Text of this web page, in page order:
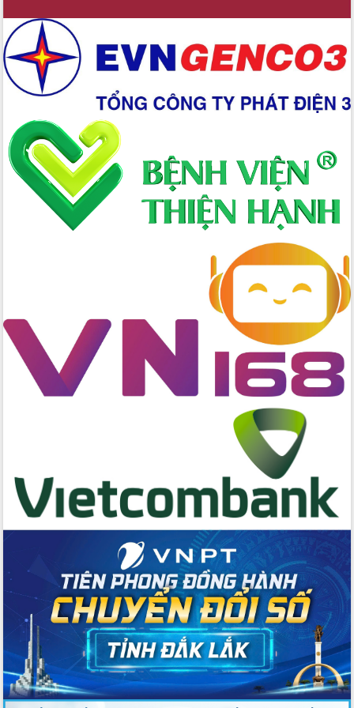
mới
Chuyển đổi số 'mở đường' cho nông
nghiệp Đắk Lắk tăng trưởng bứt phá
Triển khai đồng bộ đo đạc, lập hồ sơ
địa chính, hoàn thiện cơ sở dữ liệu đất
Ứng dụng sinh trắc học - Bước tiến
trong hành trình chuyển đổi số tại Đắk
Lắk
Đắk Lắk nâng cao hiệu quả công tác
Đảng từ Sổ tay đảng viên điện tử
Đắk Lắk đẩy mạnh nuôi biển công
nghệ, hướng tới phát triển thủy sản
Quyền của người tiêu dùng Việt Nam
2026
Đẩy mạnh cải cách hành chính, quyết
tâm đạt được mục tiêu tăng trưởng
hai con số trong năm 2026
Nhân dân tỉnh
Bệnh án điện tử thúc đẩy chuyển đổi
số y tế tại Đắk Lắk
không gian tri thức trong thời đại số
Đánh giá, rút kinh nghiệm công tác tổ
chức diễn tập trước ngày bầu cử
Chương trình “Gặp gỡ hữu nghị –
Friendship Meeting New Year 2026”
Bầu cử Quốc hội và HĐND: Cử tri Đắk
Lắk gửi gắm niềm tin, kỳ vọng vào lá
phiếu
Đắk Lắk sẵn sàng các điều kiện cho